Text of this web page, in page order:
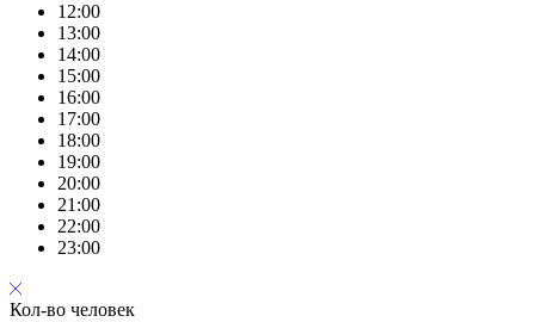
12:00
13:00
14:00
15:00
16:00
17:00
18:00
19:00
20:00
21:00
22:00
23:00
Кол-во человек